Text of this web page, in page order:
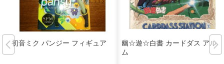
初音ミク パンジー フィギュア
幽☆遊☆白書 カードダス アルバ
ム